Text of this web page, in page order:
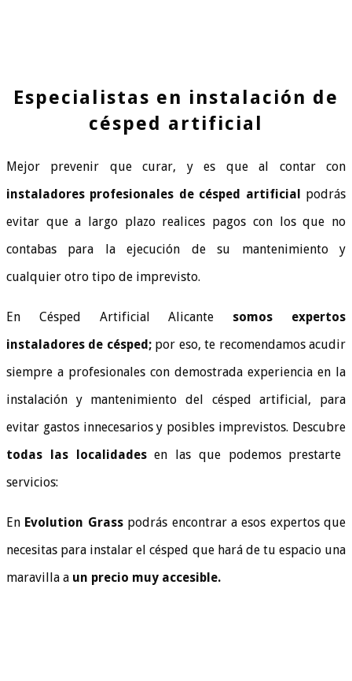
Especialistas en instalación de
césped artificial
Mejor prevenir que curar, y es que al contar con
instaladores profesionales de césped artificial podrás
evitar que a largo plazo realices pagos con los que no
contabas para la ejecución de su mantenimiento y
cualquier otro tipo de imprevisto.
En Césped Artificial Alicante somos expertos
instaladores de césped;por eso, te recomendamos acudir
siempre a profesionales con demostrada experiencia en la
instalación y mantenimiento del césped artificial, para
evitar gastos innecesarios y posibles imprevistos. Descubre
todas las localidadesen las que podemos prestarte
servicios:
En Evolution Grasspodrás encontrar a esos expertos que
necesitas para instalar el césped que hará de tu espacio una
maravilla a un precio muy accesible.